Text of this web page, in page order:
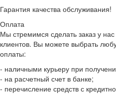
Гарантия качества обслуживания!
Оплата
Мы стремимся сделать заказ у
клиентов. Вы можете выбрать
оплаты:
- наличными курьеру при
- на расчетный счет в банке;
- перечисление средств с